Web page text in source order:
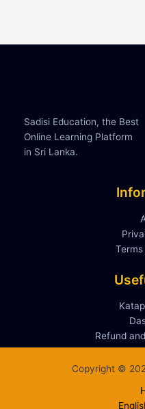
Sadisi Education, the Best
Online Learning Platform
in Sri Lanka.
Refund
Copyright ©